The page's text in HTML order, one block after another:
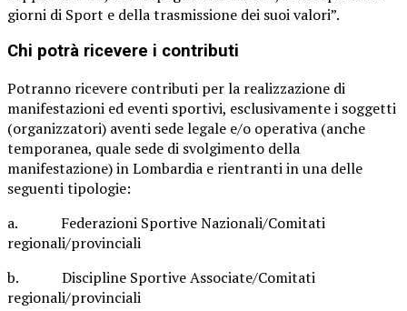
giorni di Sport e della trasmissione dei suoi valori”.
Chi potrà ricevere i contributi
Potranno ricevere contributi per la realizzazione di
manifestazioni ed eventi sportivi, esclusivamente i soggetti
(organizzatori) aventi sede legale e/o operativa (anche
temporanea, quale sede di svolgimento della
manifestazione) in Lombardia e rientranti in una delle
seguenti tipologie:
a. Federazioni Sportive Nazionali/Comitati
regionali/provinciali
b. Discipline Sportive Associate/Comitati
regionali/provinciali